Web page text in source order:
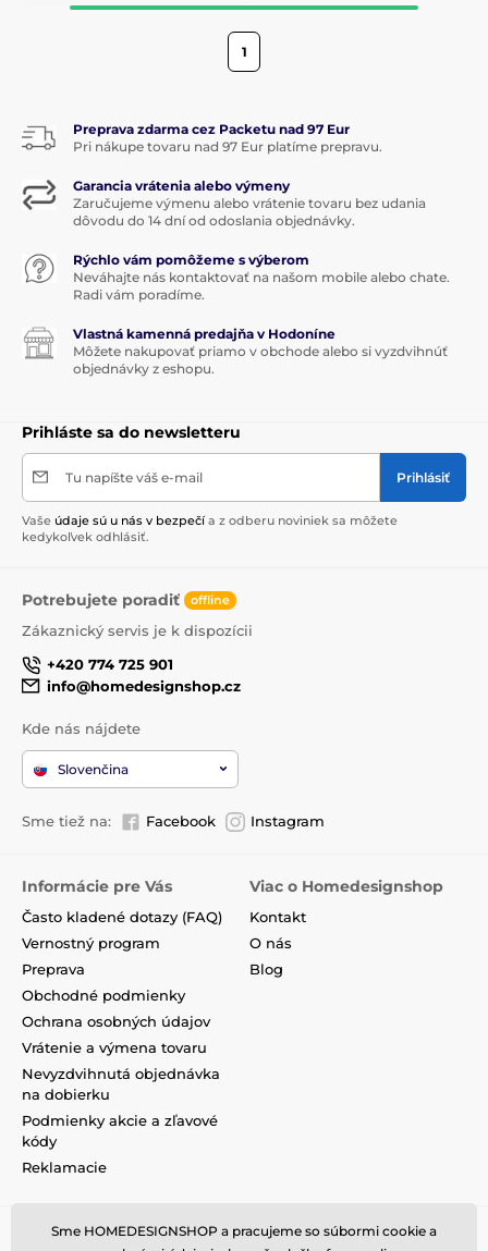
1
Preprava zdarma cez Packetu nad 97 Eur
Pri nákupe tovaru nad 97 Eur platíme prepravu.
Garancia vrátenia alebo výmeny
Zaručujeme výmenu alebo vrátenie tovaru bez udania
dôvodu do 14 dní od odoslania objednávky.
Rýchlo vám pomôžeme s výberom
Neváhajte nás kontaktovať na našom mobile alebo chate.
Radi vám poradíme.
Vlastná kamenná predajňa v Hodoníne
Môžete nakupovať priamo v obchode alebo si vyzdvihnúť
objednávky z eshopu.
Prihláste sa do newsletteru
Tu napíšte váš e-mail Prihlásiť
Vaše údaje sú u nás v bezpečí a z odberu noviniek sa môžete
kedykoľvek odhlásiť.
Potrebujete poradiť offline
Zákaznický servis je k dispozícii
+420 774 725 901
info@homedesignshop.cz
Kde nás nájdete
Slovenčina
Sme tiež na: Facebook Instagram
Informácie pre Vás
Často kladené dotazy (FAQ)
Vernostný program
Preprava
Obchodné podmienky
Ochrana osobných údajov
Vrátenie a výmena tovaru
Nevyzdvihnutá objednávka
na dobierku
Podmienky akcie a zľavové
kódy
Reklamacie
Viac o Homedesignshop
Kontakt
O nás
Blog
Sme HOMEDESIGNSHOP a pracujeme so súbormi cookie a